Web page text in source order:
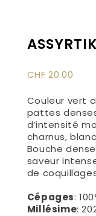
CHF 20.00
Couleur vert
pattes
d’intensité
charnus,
Bouche
saveur
de
Cépages:
Millésime: